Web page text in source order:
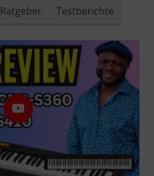
Ratgeber Testberichte